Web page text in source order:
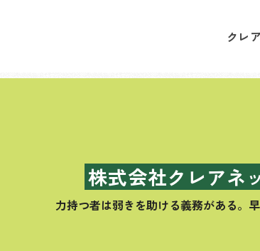
クレ
株式会社クレアネ
力持つ者は弱きを助ける義務がある。